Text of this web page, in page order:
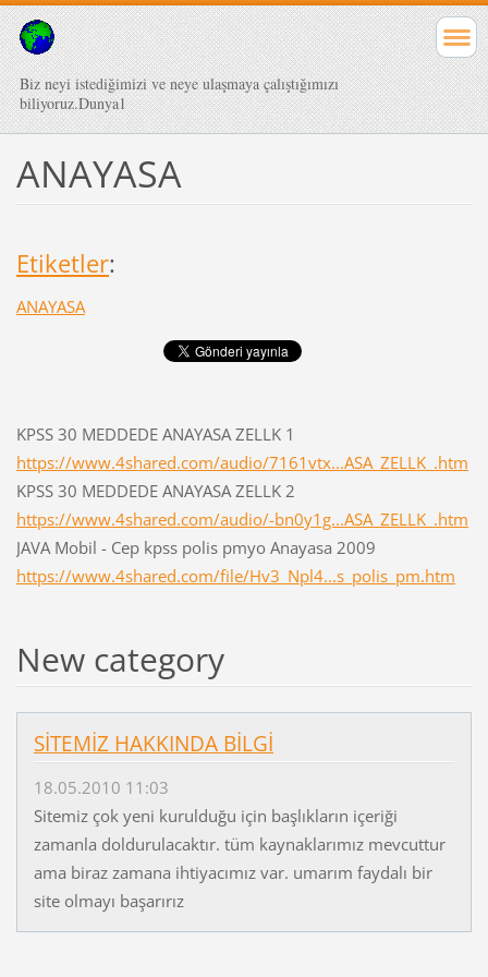
Biz neyi istediğimizi ve neye ulaşmaya çalıştığımızı
biliyoruz.Dunya1
ANAYASA
Etiketler:
ANAYASA
KPSS 30 MEDDEDE ANAYASA ZELLK 1
https://www.4shared.com/audio/7161vtx...ASA_ZELLK_.htm
KPSS 30 MEDDEDE ANAYASA ZELLK 2
https://www.4shared.com/audio/-bn0y1g...ASA_ZELLK_.htm
JAVA Mobil - Cep kpss polis pmyo Anayasa 2009
https://www.4shared.com/file/Hv3_Npl4...s_polis_pm.htm
New category
SİTEMİZ HAKKINDA BİLGİ
18.05.2010 11:03
Sitemiz çok yeni kurulduğu için başlıkların içeriği
zamanla doldurulacaktır. tüm kaynaklarımız mevcuttur
ama biraz zamana ihtiyacımız var. umarım faydalı bir
site olmayı başarırız